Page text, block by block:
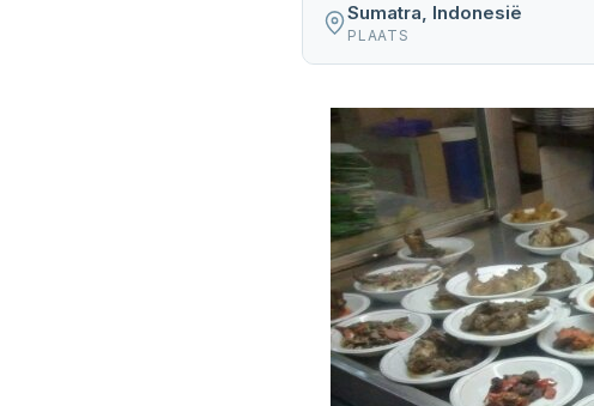
Sumatra, Indonesië
PLAATS